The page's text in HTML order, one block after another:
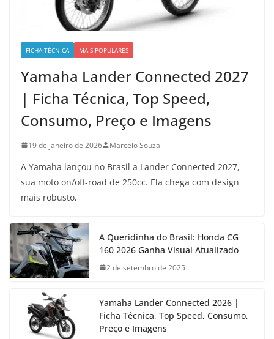
FICHA TÉCNICA MAIS POPULARES
Yamaha Lander Connected 2027
| Ficha Técnica, Top Speed,
Consumo, Preço e Imagens
19 de janeiro de 2026 Marcelo Souza
A Yamaha lançou no Brasil a Lander Connected 2027,
sua moto on/off-road de 250cc. Ela chega com design
mais robusto,
A Queridinha do Brasil: Honda CG
160 2026 Ganha Visual Atualizado
2 de setembro de 2025
Yamaha Lander Connected 2026 |
Ficha Técnica, Top Speed, Consumo,
Preço e Imagens